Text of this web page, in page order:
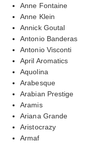
Anne Fontaine
Anne Klein
Annick Goutal
Antonio Banderas
Antonio Visconti
April Aromatics
Aquolina
Arabesque
Arabian Prestige
Aramis
Ariana Grande
Aristocrazy
Armaf